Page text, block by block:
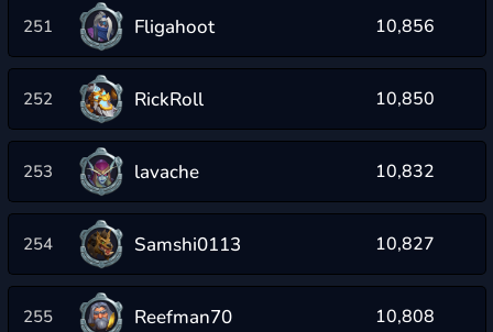
251 Fligahoot 10,856
252 RickRoll 10,850
253 lavache 10,832
254 Samshi0113 10,827
255 Reefman70 10,808